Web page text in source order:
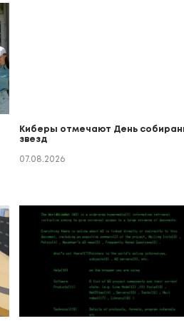
Киберы отмечают День
звезд
07.08.2026